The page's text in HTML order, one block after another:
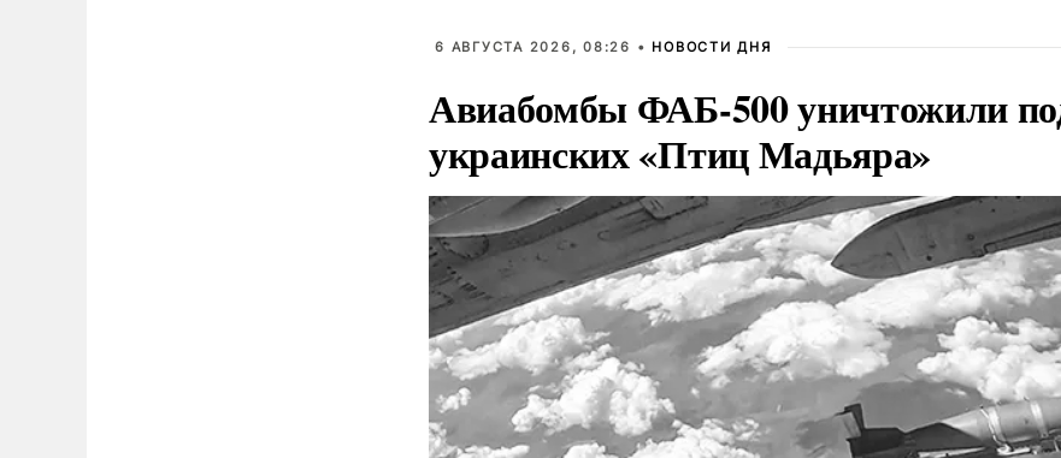
6 АВГУСТА 2026, 08:26 • НОВОСТИ ДНЯ
Авиабомбы ФАБ-500 уничтожили
украинских «Птиц Мадьяра»